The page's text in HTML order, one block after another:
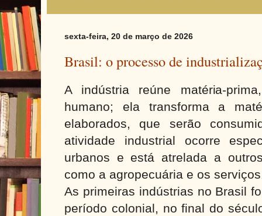
sexta-feira, 20 de março de 2026
Brasil: o processo de
A indústria reúne matéria-
humano; ela transforma a
elaborados, que serão
atividade industrial ocorre
urbanos e está atrelada a
como a agropecuária e os
As primeiras indústrias no Brasil
período colonial, no final do